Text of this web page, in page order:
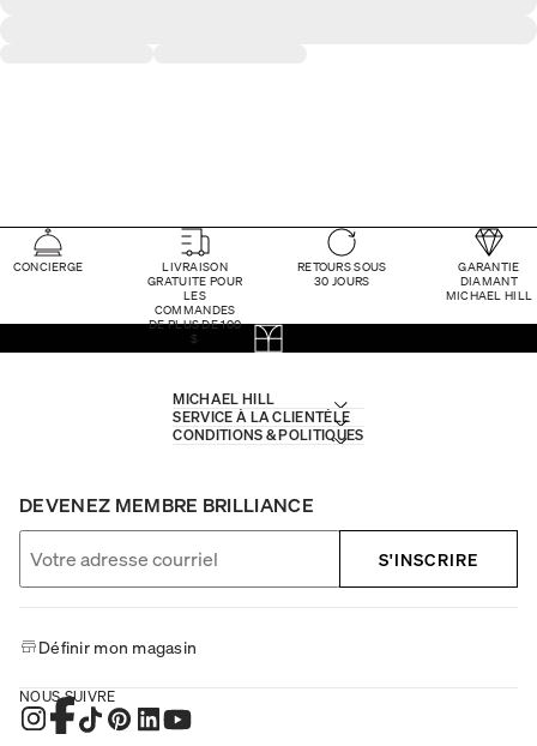
CONCIERGE
LIVRAISON
GRATUITE POUR
LES
COMMANDES
DE PLUS DE 100
$
RETOURS SOUS
30 JOURS
GARANTIE
DIAMANT
MICHAEL HILL
MICHAEL HILL
SERVICE À LA CLIENTÈLE
CONDITIONS & POLITIQUES
DEVENEZ MEMBRE BRILLIANCE
S'INSCRIRE
Définir mon magasin
NOUS SUIVRE